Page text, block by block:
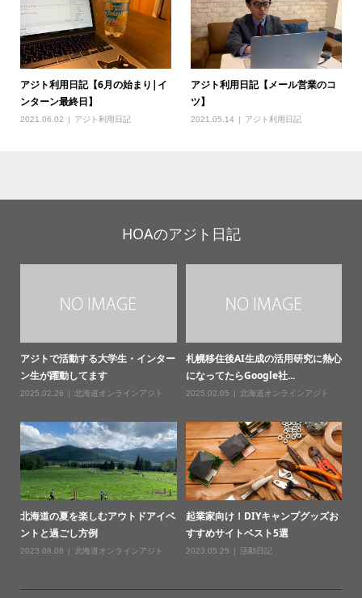
アジト利用日記【6月の始まり|イ
ンターン最終日】
2021.06.02 アジト利用日記
アジト利用日記【メール営業のコ
ツ】
2021.05.14 アジト利用日記
HOAのアジト日記
アジトで活動する大学生・インター
ン生が躍動してます
2025.02.26 北海道オンラインアジト
札幌移住後AI生成の活用研究に熱心
になってたらGoogle社...
2025.02.05 北海道オンラインアジト
北海道の夏を楽しむアウトドアイベ
ントと過ごし方例
2023.08.08 北海道オンラインアジト
起業家向け！DIYキャンプグッズお
すすめサイトベスト5選
2023.05.25 活動日記